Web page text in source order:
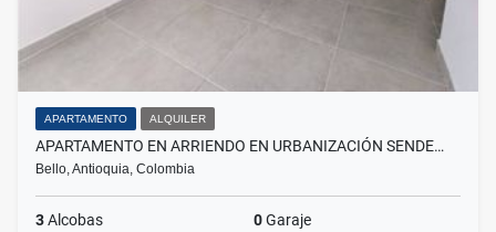
APARTAMENTO ALQUILER
APARTAMENTO EN ARRIENDO EN URBANIZACIÓN SENDE…
Bello, Antioquia, Colombia
3Alcobas 0Garaje